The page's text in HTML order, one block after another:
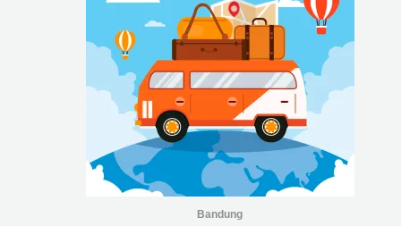
Bandung